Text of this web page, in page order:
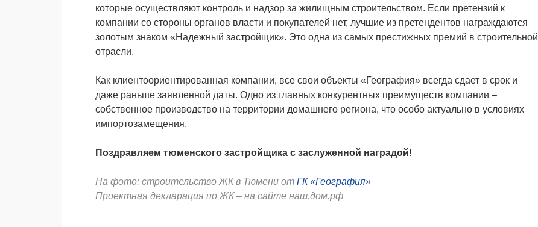
которые осуществляют контроль и надзор за жилищным строительством. Если претензий к
компании со стороны органов власти и покупателей нет, лучшие из претендентов награждаются
золотым знаком «Надежный застройщик». Это одна из самых престижных премий в строительной
отрасли.
Как клиентоориентированная компании, все свои объекты «География» всегда сдает в срок и
даже раньше заявленной даты. Одно из главных конкурентных преимуществ компании –
собственное производство на территории домашнего региона, что особо актуально в условиях
импортозамещения.
Поздравляем тюменского застройщика с заслуженной наградой!
На фото: строительство ЖК в Тюмени от ГК «География»
Проектная декларация по ЖК – на сайте наш.дом.рф